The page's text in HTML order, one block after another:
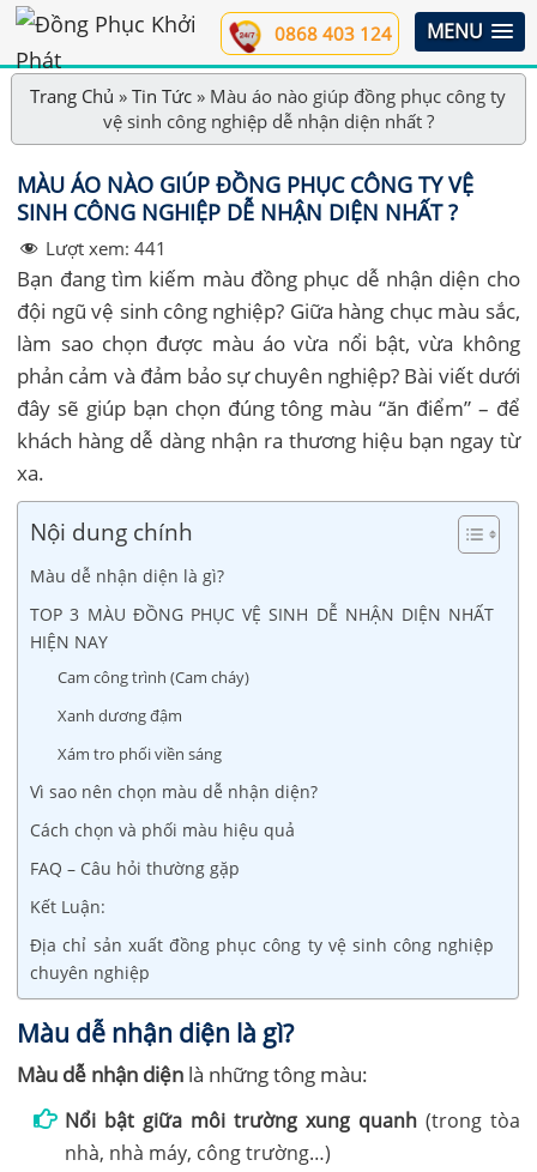
MENU
0868 403 124
Trang Chủ »Tin Tức » Màu áo nào giúp đồng phục công ty
vệ sinh công nghiệp dễ nhận diện nhất ?
MÀU ÁO NÀO GIÚP ĐỒNG PHỤC CÔNG TY VỆ
SINH CÔNG NGHIỆP DỄ NHẬN DIỆN NHẤT ?
Lượt xem: 441
Bạn đang tìm kiếm màu đồng phục dễ nhận diện cho
đội ngũ vệ sinh công nghiệp? Giữa hàng chục màu sắc,
làm sao chọn được màu áo vừa nổi bật, vừa không
phản cảm và đảm bảo sự chuyên nghiệp? Bài viết dưới
đây sẽ giúp bạn chọn đúng tông màu “ăn điểm” – để
khách hàng dễ dàng nhận ra thương hiệu bạn ngay từ
xa.
Nội dung chính
Màu dễ nhận diện là gì?
TOP 3 MÀU ĐỒNG PHỤC VỆ SINH DỄ NHẬN DIỆN NHẤT
HIỆN NAY
Cam công trình (Cam cháy)
Xanh dương đậm
Xám tro phối viền sáng
Vì sao nên chọn màu dễ nhận diện?
Cách chọn và phối màu hiệu quả
FAQ – Câu hỏi thường gặp
Kết Luận:
Địa chỉ sản xuất đồng phục công ty vệ sinh công nghiệp
chuyên nghiệp
Màu dễ nhận diện là gì?
Màu dễ nhận diện là những tông màu:
Nổi bật giữa môi trường xung quanh(trong tòa
nhà, nhà máy, công trường…)